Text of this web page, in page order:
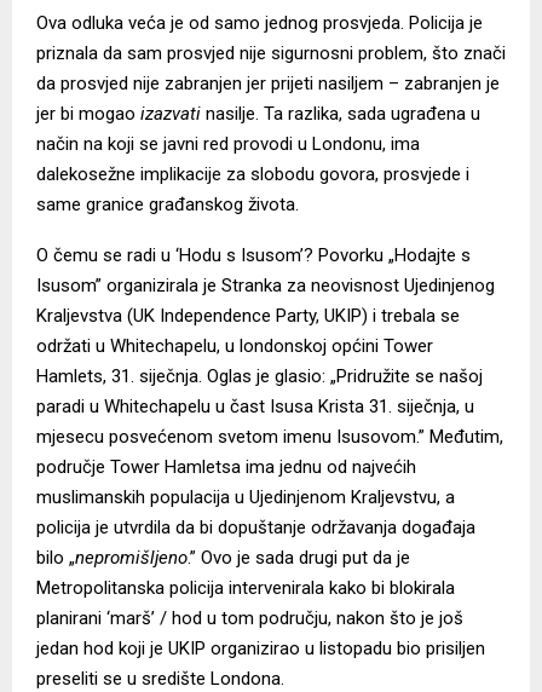
Ova odluka veća je od samo jednog prosvjeda. Policija je
priznala da sam prosvjed nije sigurnosni problem, što znači
da prosvjed nije zabranjen jer prijeti nasiljem – zabranjen je
jer bi mogao izazvati nasilje. Ta razlika, sada ugrađena u
način na koji se javni red provodi u Londonu, ima
dalekosežne implikacije za slobodu govora, prosvjede i
same granice građanskog života.
O čemu se radi u ‘Hodu s Isusom’? Povorku „Hodajte s
Isusom” organizirala je Stranka za neovisnost Ujedinjenog
Kraljevstva (UK Independence Party, UKIP) i trebala se
održati u Whitechapelu, u londonskoj općini Tower
Hamlets, 31. siječnja. Oglas je glasio: „Pridružite se našoj
paradi u Whitechapelu u čast Isusa Krista 31. siječnja, u
mjesecu posvećenom svetom imenu Isusovom.” Međutim,
područje Tower Hamletsa ima jednu od najvećih
muslimanskih populacija u Ujedinjenom Kraljevstvu, a
policija je utvrdila da bi dopuštanje održavanja događaja
bilo „nepromišljeno.” Ovo je sada drugi put da je
Metropolitanska policija intervenirala kako bi blokirala
planirani ‘marš’ / hod u tom području, nakon što je još
jedan hod koji je UKIP organizirao u listopadu bio prisiljen
preseliti se u središte Londona.